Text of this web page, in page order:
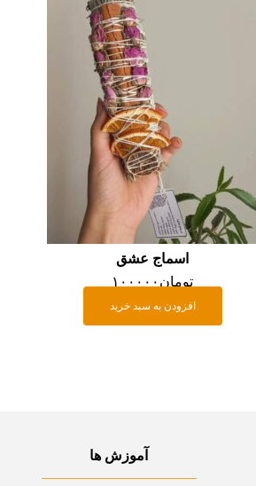
اسماج عشق
تومان ۱۰۰۰۰۰
افزودن به سبد خرید
آموزش ها